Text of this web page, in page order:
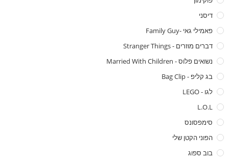
דיסני
פאמילי גאי -family Guy
דברים מוזרים - Stranger Things
נשואים פלוס - Married With Children
בג קליפ - Bag Clip
לגו - LEGO
L.O.L
סימפסונס
הפוני הקטן שלי
בוב ספוג